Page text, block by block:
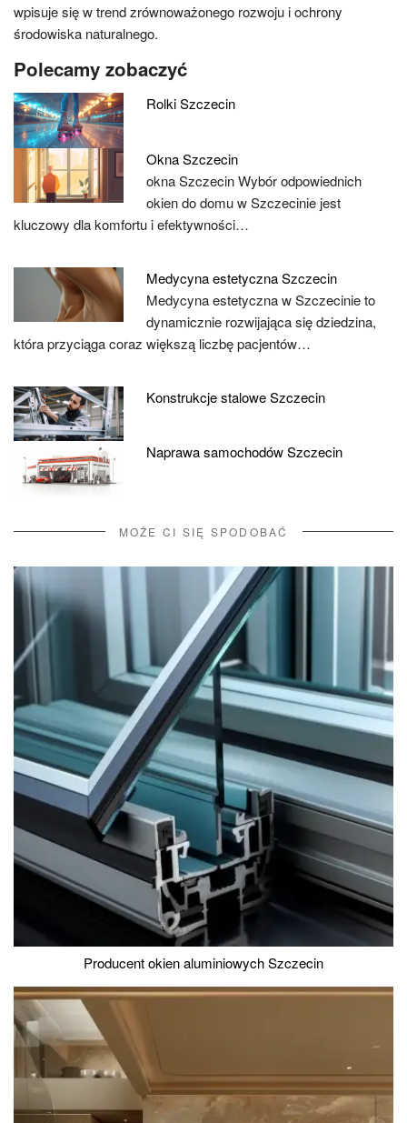
wpisuje się w trend zrównoważonego rozwoju i ochrony
środowiska naturalnego.
Polecamy zobaczyć
Rolki Szczecin
Okna Szczecin
okna Szczecin Wybór odpowiednich
okien do domu w Szczecinie jest
kluczowy dla komfortu i efektywności…
Medycyna estetyczna Szczecin
Medycyna estetyczna w Szczecinie to
dynamicznie rozwijająca się dziedzina,
która przyciąga coraz większą liczbę pacjentów…
Konstrukcje stalowe Szczecin
Naprawa samochodów Szczecin
MOŻE CI SIĘ SPODOBAĆ
Producent okien aluminiowych Szczecin